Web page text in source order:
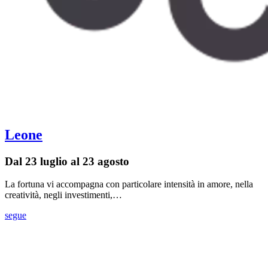
Leone
Dal 23 luglio al 23 agosto
La fortuna vi accompagna con particolare intensità in amore, nella
creatività, negli investimenti,…
segue